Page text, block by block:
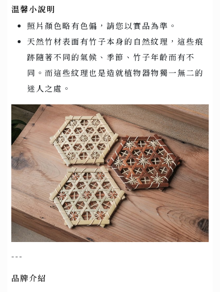
溫馨小說明
照片顏色略有色偏，請您以實品為準。
天然竹材表面有竹子本身的自然紋理，這些痕
跡隨著不同的氣候、季節、竹子年齡而有不
同。而這些紋理也是造就植物器物獨一無二的
迷人之處。
---
品牌介紹